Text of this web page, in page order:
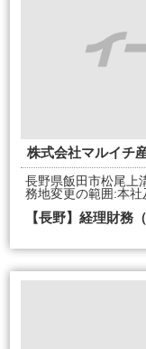
株式会社マルイチ
長野県飯田市松尾上
務地変更の範囲:本社
【長野】経理財